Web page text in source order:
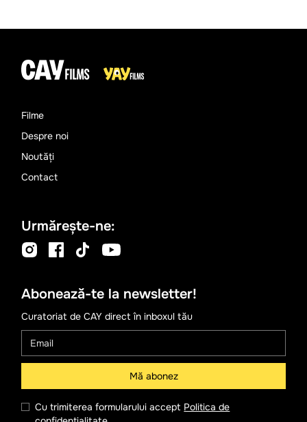
Urmărește-ne:
Abonează-te la newsletter!
Curatoriat de CAY direct în inboxul tău
Cu trimiterea formularului accept Politica de
Filme
Despre noi
Noutăți
Contact